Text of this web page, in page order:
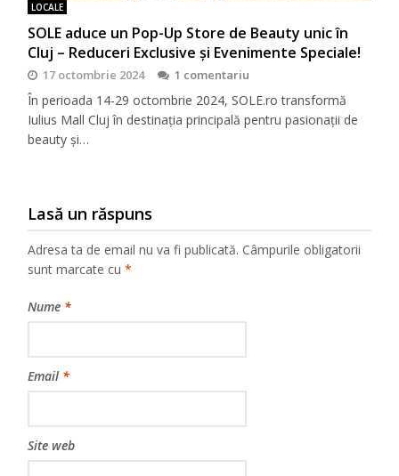
LOCALE
SOLE aduce un Pop-Up Store de Beauty unic în
Cluj – Reduceri Exclusive și Evenimente Speciale!
17 octombrie 2024 1 comentariu
În perioada 14-29 octombrie 2024, SOLE.ro transformă
Iulius Mall Cluj în destinația principală pentru pasionații de
beauty și…
Lasă un răspuns
Adresa ta de email nu va fi publicată. Câmpurile obligatorii
sunt marcate cu*
Nume *
Email *
Site web